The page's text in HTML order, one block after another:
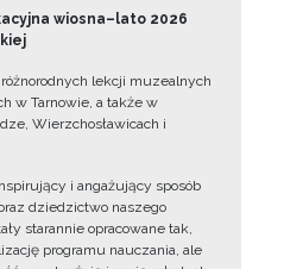
wiosna–lato 2026
lekcji muzealnych
w Tarnowie, a także w
Wierzchosławicach i
i angażujący sposób
dziedzictwo naszego
starannie opracowane tak,
programu nauczania, ale